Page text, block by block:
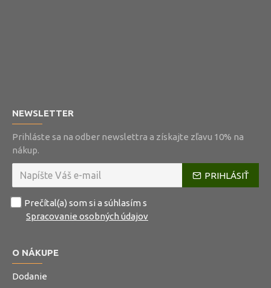
NEWSLETTER
Prihláste sa na odber newslettra a získajte zľavu 10% na
nákup.
PRIHLÁSIŤ
Prečítal(a) som si a súhlasím s
Spracovanie osobných údajov
O NÁKUPE
Dodanie